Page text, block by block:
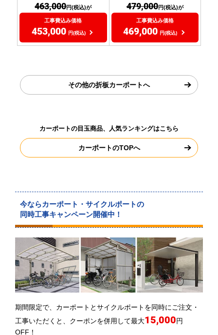
463,000円(税込)が
工事費込み価格
453,000 円(税込)
479,000円(税込)が
工事費込み価格
469,000 円(税込)
その他の折板カーポートへ
カーポートの目玉商品、人気ランキングはこちら
カーポートのTOPへ
今ならカーポート・サイクルポートの
同時工事キャンペーン開催中！
期間限定で、カーポートとサイクルポートを同時にご注文・
工事いただくと、クーポンを併用して最大15,000円
OFF！